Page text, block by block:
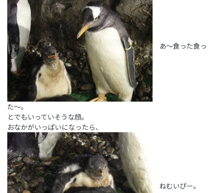
あ～食った食っ
た～。
とでもいっていそうな顔。
おなかがいっぱいになったら、
ねむいぴー。